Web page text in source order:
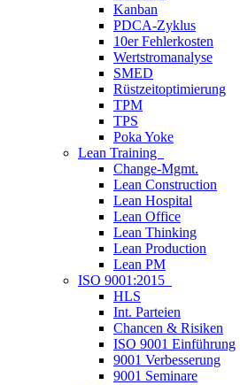
Kanban
PDCA-Zyklus
10er Fehlerkosten
Wertstromanalyse
SMED
Rüstzeitoptimierung
TPM
TPS
Poka Yoke
Lean Training
Change-Mgmt.
Lean Construction
Lean Hospital
Lean Office
Lean Thinking
Lean Production
Lean PM
ISO 9001:2015
HLS
Int. Parteien
Chancen & Risiken
ISO 9001 Einführung
9001 Verbesserung
9001 Seminare